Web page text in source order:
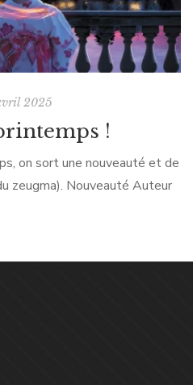
2025
!
on sort une nouveauté et de
zeugma). Nouveauté Auteur